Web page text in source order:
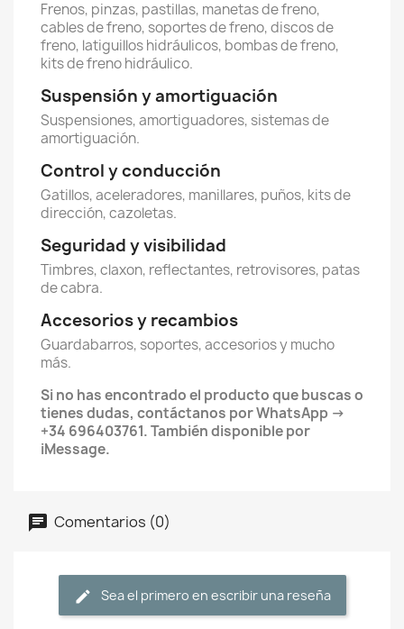
Frenos, pinzas, pastillas, manetas de freno,
cables de freno, soportes de freno, discos de
freno, latiguillos hidráulicos, bombas de freno,
kits de freno hidráulico.
Suspensión y amortiguación
Suspensiones, amortiguadores, sistemas de
amortiguación.
Control y conducción
Gatillos, aceleradores, manillares, puños, kits de
dirección, cazoletas.
Seguridad y visibilidad
Timbres, claxon, reflectantes, retrovisores, patas
de cabra.
Accesorios y recambios
Guardabarros, soportes, accesorios y mucho
más.
Si no has encontrado el producto que buscas o
tienes dudas, contáctanos por WhatsApp ->
+34 696403761. También disponible por
iMessage.
Comentarios (0)
Sea el primero en escribir una reseña